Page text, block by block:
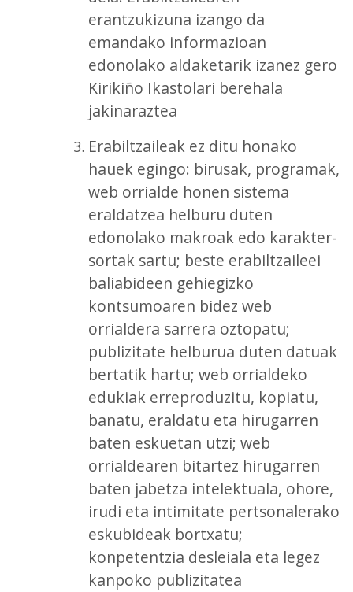
erantzukizuna izango da
emandako informazioan
edonolako aldaketarik izanez gero
Kirikiño Ikastolari berehala
jakinaraztea
Erabiltzaileak ez ditu honako
hauek egingo: birusak, programak,
web orrialde honen sistema
eraldatzea helburu duten
edonolako makroak edo karakter-
sortak sartu; beste erabiltzaileei
baliabideen gehiegizko
kontsumoaren bidez web
orrialdera sarrera oztopatu;
publizitate helburua duten datuak
bertatik hartu; web orrialdeko
edukiak erreproduzitu, kopiatu,
banatu, eraldatu eta hirugarren
baten eskuetan utzi; web
orrialdearen bitartez hirugarren
baten jabetza intelektuala, ohore,
irudi eta intimitate pertsonalerako
eskubideak bortxatu;
konpetentzia desleiala eta legez
kanpoko publizitatea